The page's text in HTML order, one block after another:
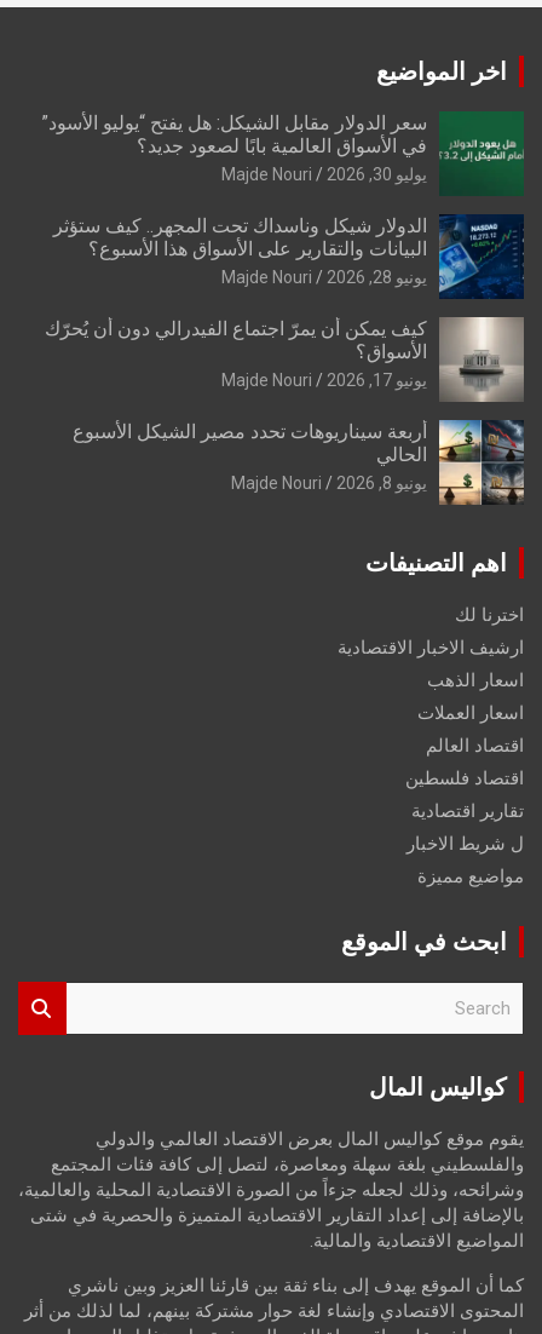
اخر المواضيع
سعر الدولار مقابل الشيكل: هل يفتح “يوليو الأسود”
في الأسواق العالمية بابًا لصعود جديد؟
يوليو 30, 2026 Majde Nouri
الدولار شيكل وناسداك تحت المجهر.. كيف ستؤثر
البيانات والتقارير على الأسواق هذا الأسبوع؟
يونيو 28, 2026 Majde Nouri
كيف يمكن أن يمرّ اجتماع الفيدرالي دون أن يُحرّك
الأسواق؟
يونيو 17, 2026 Majde Nouri
أربعة سيناريوهات تحدد مصير الشيكل الأسبوع
الحالي
يونيو 8, 2026 Majde Nouri
اهم التصنيفات
اخترنا لك
ارشيف الاخبار الاقتصادية
اسعار الذهب
اسعار العملات
اقتصاد العالم
اقتصاد فلسطين
تقارير اقتصادية
ل شريط الاخبار
مواضيع مميزة
ابحث في الموقع
r
كواليس المال
يقوم موقع كواليس المال بعرض الاقتصاد العالمي والدولي
والفلسطيني بلغة سهلة ومعاصرة، لتصل إلى كافة فئات المجتمع
وشرائحه، وذلك لجعله جزءاً من الصورة الاقتصادية المحلية والعالمية،
بالإضافة إلى إعداد التقارير الاقتصادية المتميزة والحصرية في شتى
المواضيع الاقتصادية والمالية.
كما أن الموقع يهدف إلى بناء ثقة بين قارئنا العزيز وبين ناشري
المحتوى الاقتصادي وإنشاء لغة حوار مشتركة بينهم، لما لذلك من أثر